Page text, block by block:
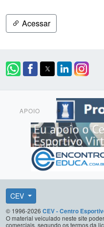
Acessar
APOIO
CEV
© 1996-2026 CEV - Centro
O material veiculado neste site
comerciais, segundo os termos da